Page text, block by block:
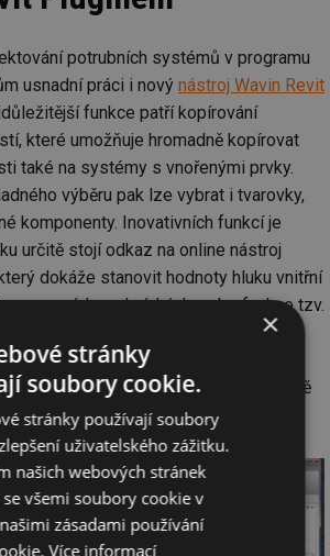
potrubních systémů v programu
usnadní práci i nový nástroj Wavin Revit
funkce patří kopírování
které umožňuje hromadně kopírovat
také na systémy s vnořenými prvky.
výběru pak lze vybrat i tvarovky,
komponenty. Inovativních funkcí je
určitě stojí odkaz na online nástroj
dokáže stanovit hodnoty hluku vnitřní
provozních podmínkách, nebo funkce tzv.
aplikací dojde k automatickému
délky, které jsou obsaženy
a konečný výkaz materiálu tedy ještě
×
stránky
soubory cookie.
stránky používají soubory
uživatelského zážitku.
našich webových stránek
všemi soubory cookie v
zásadami používání
Více informací